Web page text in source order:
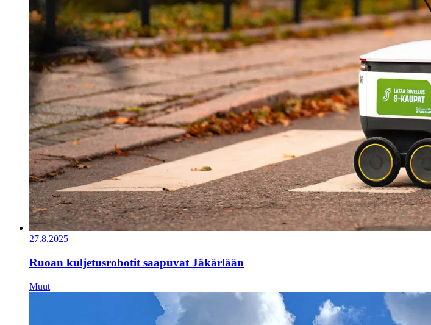
27.8.2025
Ruoan kuljetusrobotit saapuvat Jäkärlään
Muut